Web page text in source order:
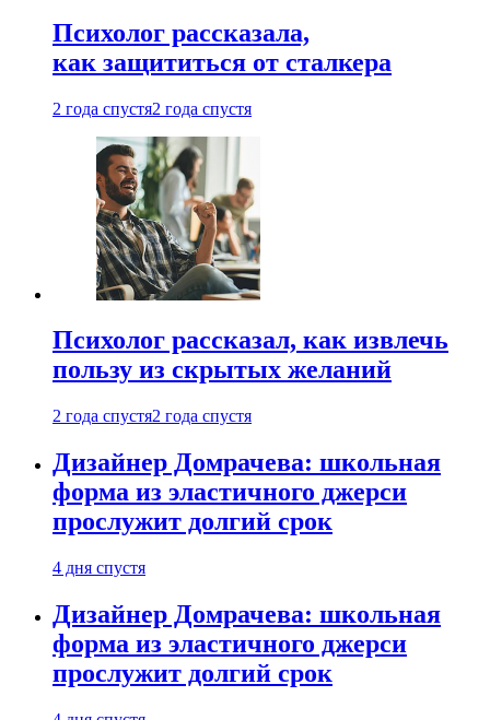
Психолог рассказала,
как защититься от сталкера
2 года спустя2 года спустя
Психолог рассказал, как извлечь
пользу из скрытых желаний
2 года спустя2 года спустя
Дизайнер Домрачева: школьная
форма из эластичного джерси
прослужит долгий срок
4 дня спустя
Дизайнер Домрачева: школьная
форма из эластичного джерси
прослужит долгий срок